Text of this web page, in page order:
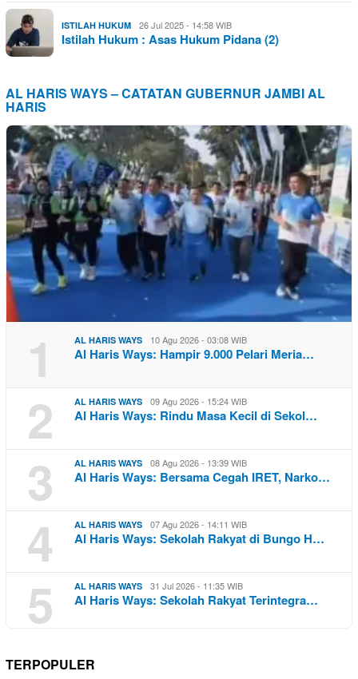
ISTILAH HUKUM 26 Jul 2025 - 14:58 WIB
Istilah Hukum : Asas Hukum Pidana (2)
AL HARIS WAYS – CATATAN GUBERNUR JAMBI AL
HARIS
1 AL HARIS WAYS 10 Agu 2026 - 03:08 WIB
Al Haris Ways: Hampir 9.000 Pelari Meria…
2 AL HARIS WAYS 09 Agu 2026 - 15:24 WIB
Al Haris Ways: Rindu Masa Kecil di Sekol…
3 AL HARIS WAYS 08 Agu 2026 - 13:39 WIB
Al Haris Ways: Bersama Cegah IRET, Narko…
4 AL HARIS WAYS 07 Agu 2026 - 14:11 WIB
Al Haris Ways: Sekolah Rakyat di Bungo H…
5 AL HARIS WAYS 31 Jul 2026 - 11:35 WIB
Al Haris Ways: Sekolah Rakyat Terintegra…
TERPOPULER